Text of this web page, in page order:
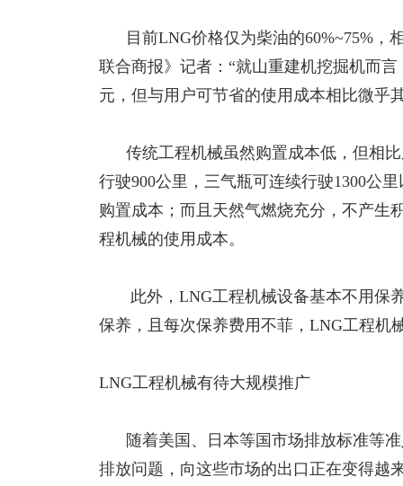
目前LNG价格仅为柴油的60%~75%，
联合商报》记者：“就山重建机挖掘机而
元，但与用户可节省的使用成本相比微乎
传统工程机械虽然购置成本低，但相比
行驶900公里，三气瓶可连续行驶1300公
购置成本；而且天然气燃烧充分，不产生
程机械的使用成本。
此外， LNG工程机械设备基本不用保
保养，且每次保养费用不菲，LNG工程机
LNG工程机械有待大规模推广
随着美国、日本等国市场排放标准等准
排放问题，向这些市场的出口正在变得越